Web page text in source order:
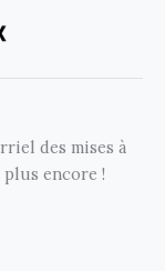
des mises à
encore !